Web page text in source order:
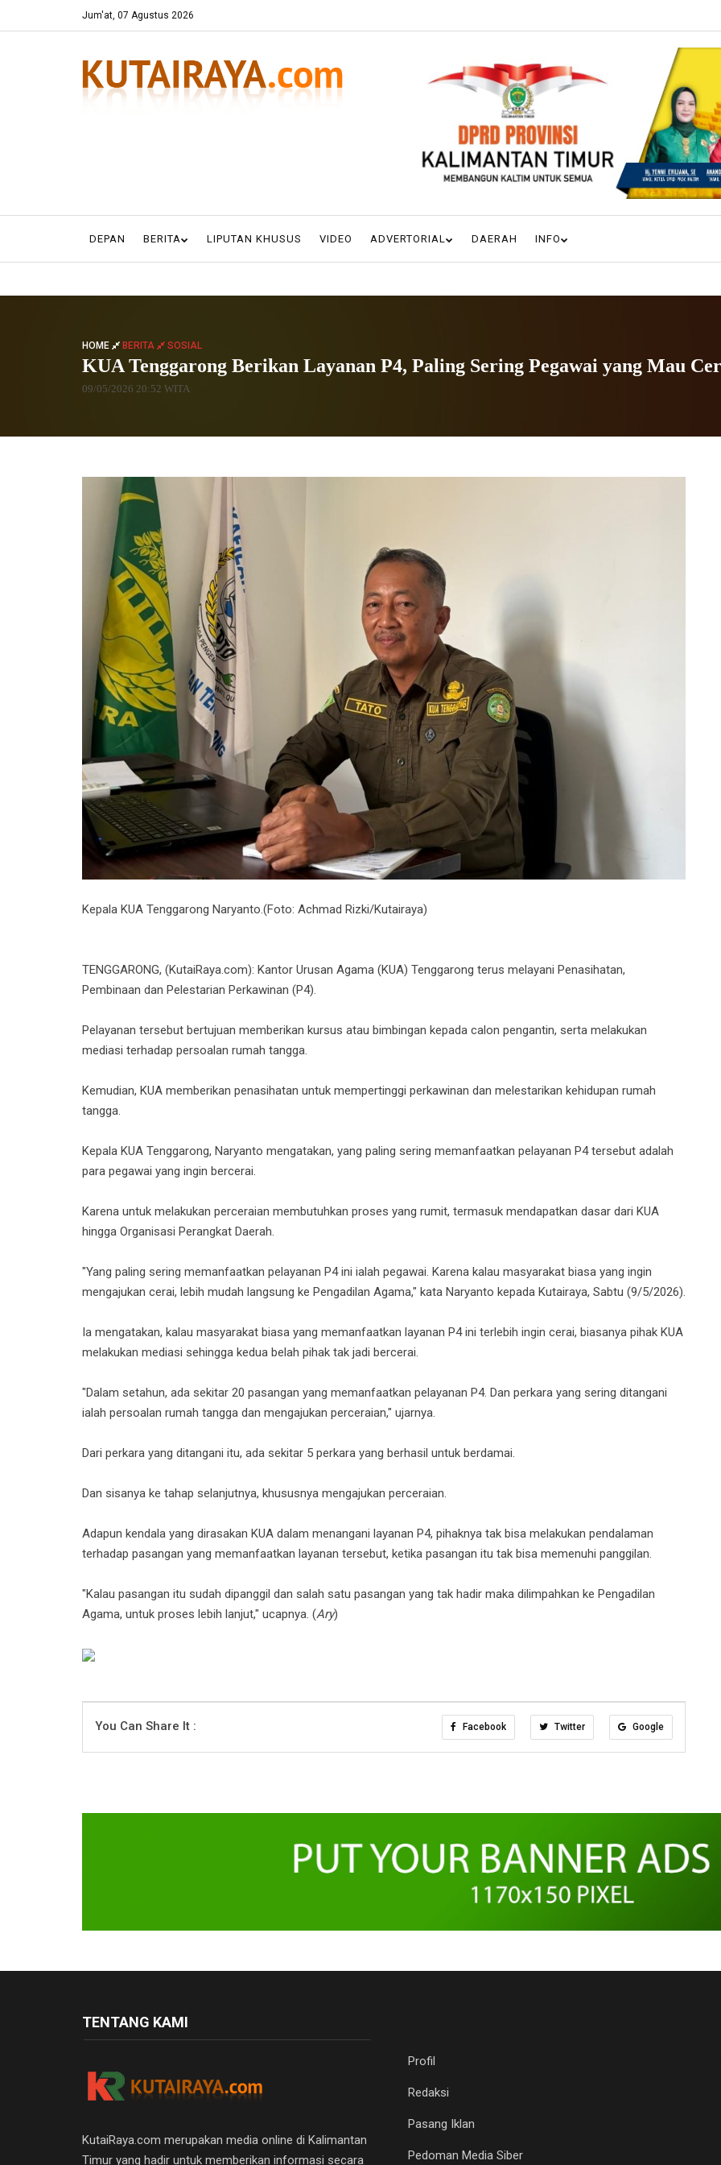
Jum'at, 07 Agustus 2026
DEPAN BERITA LIPUTAN KHUSUS VIDEO ADVERTORIAL DAERAH INFO
HOME BERITA SOSIAL
KUA Tenggarong Berikan Layanan P4, Paling Sering Pegawai yang Mau
09/05/2026 20:52 WITA
Kepala KUA Tenggarong Naryanto.(Foto: Achmad Rizki/Kutairaya)
TENGGARONG, (KutaiRaya.com): Kantor Urusan Agama (KUA) Tenggarong terus melayani Penasihatan,
Pembinaan dan Pelestarian Perkawinan (P4).
Pelayanan tersebut bertujuan memberikan kursus atau bimbingan kepada calon pengantin, serta melakukan
mediasi terhadap persoalan rumah tangga.
Kemudian, KUA memberikan penasihatan untuk mempertinggi perkawinan dan melestarikan kehidupan rumah
tangga.
Kepala KUA Tenggarong, Naryanto mengatakan, yang paling sering memanfaatkan pelayanan P4 tersebut adalah
para pegawai yang ingin bercerai.
Karena untuk melakukan perceraian membutuhkan proses yang rumit, termasuk mendapatkan dasar dari KUA
hingga Organisasi Perangkat Daerah.
"Yang paling sering memanfaatkan pelayanan P4 ini ialah pegawai. Karena kalau masyarakat biasa yang ingin
mengajukan cerai, lebih mudah langsung ke Pengadilan Agama," kata Naryanto kepada Kutairaya, Sabtu (9/5/2026).
Ia mengatakan, kalau masyarakat biasa yang memanfaatkan layanan P4 ini terlebih ingin cerai, biasanya pihak KUA
melakukan mediasi sehingga kedua belah pihak tak jadi bercerai.
"Dalam setahun, ada sekitar 20 pasangan yang memanfaatkan pelayanan P4. Dan perkara yang sering ditangani
ialah persoalan rumah tangga dan mengajukan perceraian," ujarnya.
Dari perkara yang ditangani itu, ada sekitar 5 perkara yang berhasil untuk berdamai.
Dan sisanya ke tahap selanjutnya, khususnya mengajukan perceraian.
Adapun kendala yang dirasakan KUA dalam menangani layanan P4, pihaknya tak bisa melakukan pendalaman
terhadap pasangan yang memanfaatkan layanan tersebut, ketika pasangan itu tak bisa memenuhi panggilan.
"Kalau pasangan itu sudah dipanggil dan salah satu pasangan yang tak hadir maka dilimpahkan ke Pengadilan
Agama, untuk proses lebih lanjut," ucapnya. (Ary)
You Can Share It : Facebook Twitter Google
TENTANG KAMI
KutaiRaya.com merupakan media online di Kalimantan
Timur yang hadir untuk memberikan informasi secara
Profil
Redaksi
Pasang Iklan
Pedoman Media Siber